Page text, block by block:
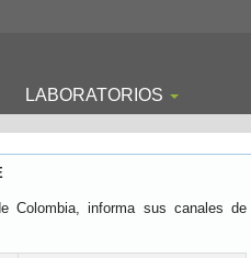
LABORATORIOS
Colombia, informa sus canales de